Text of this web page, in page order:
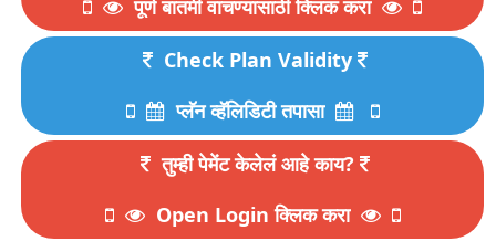
पूर्ण बातमी वाचण्यासाठी क्लिक करा
Check Plan Validity
प्लॅन व्हॅलिडिटी तपासा
तुम्ही पेमेंट केलेलं आहे काय?
Open Login क्लिक करा